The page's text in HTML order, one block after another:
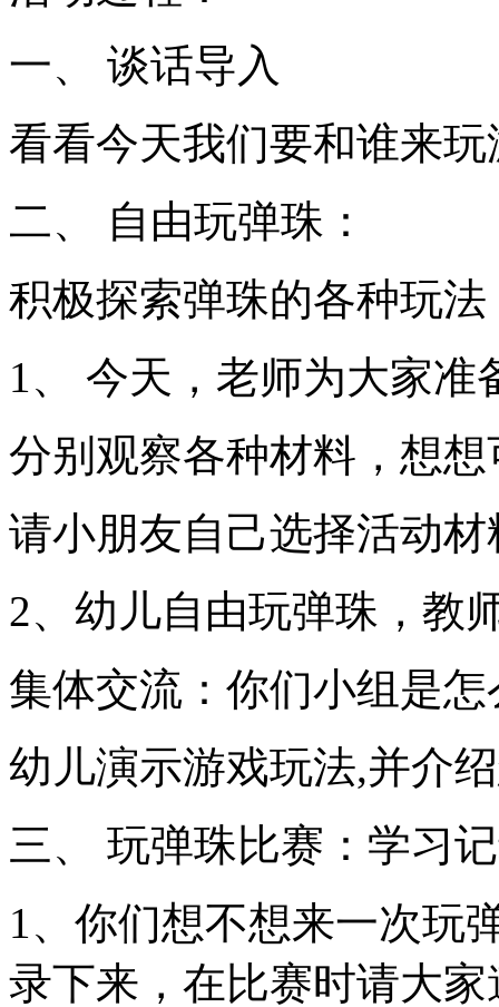
一、 谈话导入
看看今天我们要和谁来玩
二、 自由玩弹珠：
积极探索弹珠的各种玩
1、 今天，老师为大家准
分别观察各种材料，想
请小朋友自己选择活动
2、幼儿自由玩弹珠，教
集体交流：你们小组是
幼儿演示游戏玩法,并介
三、 玩弹珠比赛：学习
1、你们想不想来一次玩
录下来，在比赛时请大